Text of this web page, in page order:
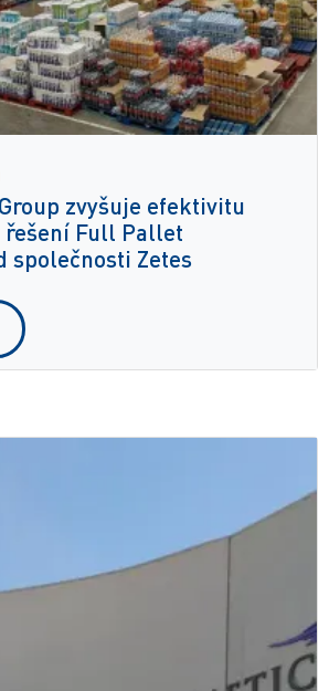
zvyšuje efektivitu
Full Pallet
společnosti Zetes